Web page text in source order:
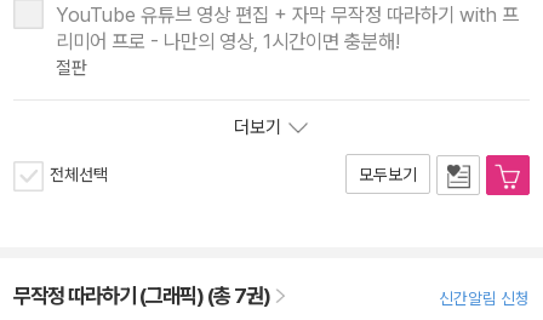
YouTube 유튜브 영상 편집 + 자막 무작정 따라하기 with 프
리미어 프로 - 나만의 영상, 1시간이면 충분해!
절판
더보기
전체선택 모두보기
무작정 따라하기 (그래픽) (총 7권) 신간알림 신청